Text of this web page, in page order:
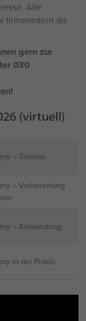
Alle
firmenintern als
gern zur
030
(virtuell)
– Theorie
– Vorbereitung
– Anwendung
in der Praxis